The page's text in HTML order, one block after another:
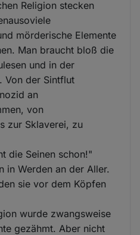
Religion stecken
mörderische Elemente
Man braucht bloß die
und in der
Von der Sintflut
an
von
zur Sklaverei, zu
die Seinen schon!"
in Werden an der Aller.
sie vor dem Köpfen
wurde zwangsweise
gezähmt. Aber nicht